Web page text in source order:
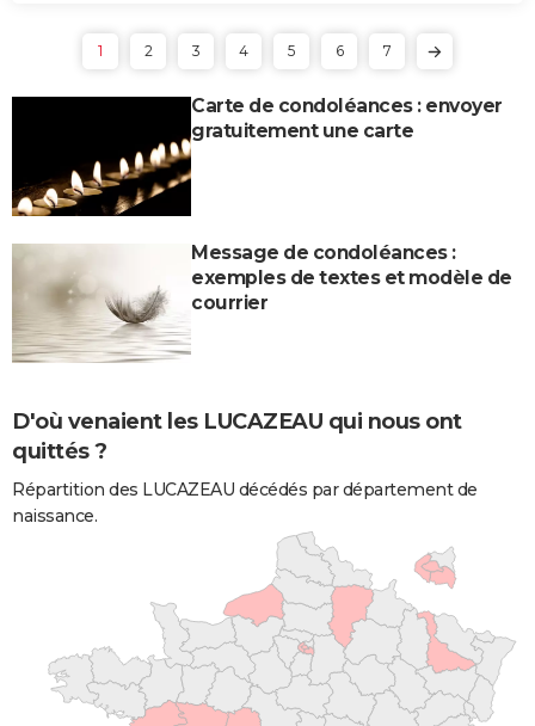
1 2 3 4 5 6 7
Carte de condoléances : envoyer
gratuitement une carte
Message de condoléances :
exemples de textes et modèle de
courrier
D'où venaient les LUCAZEAU qui nous ont
quittés ?
Répartition des LUCAZEAU décédés par département de
naissance.